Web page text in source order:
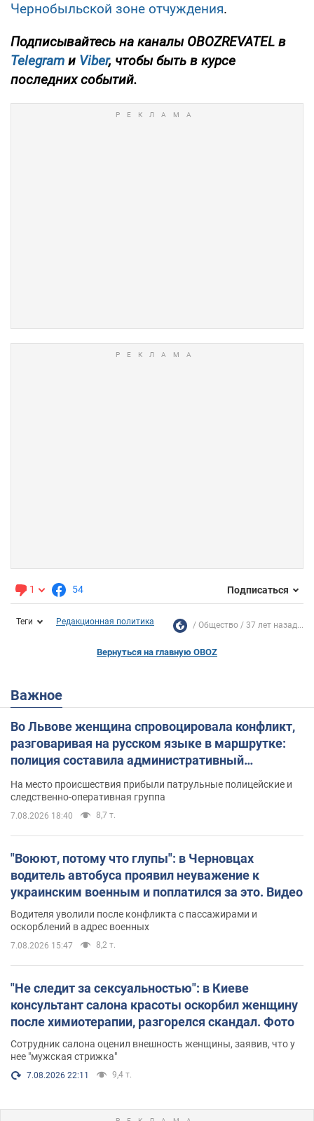
Чернобыльской зоне отчуждения.
Подписывайтесь на каналы OBOZREVATEL в
Telegram и Viber, чтобы быть в курсе
последних событий.
1 54 Подписаться
Теги Редакционная политика Общество 37 лет назад...
Вернуться на главную OBOZ
Важное
Во Львове женщина спровоцировала конфликт,
разговаривая на русском языке в маршрутке:
полиция составила административный
протокол. Видео
На место происшествия прибыли патрульные полицейские и
следственно-оперативная группа
7.08.2026 18:40 8,7 т.
"Воюют, потому что глупы": в Черновцах
водитель автобуса проявил неуважение к
украинским военным и поплатился за это. Видео
Водителя уволили после конфликта с пассажирами и
оскорблений в адрес военных
7.08.2026 15:47 8,2 т.
"Не следит за сексуальностью": в Киеве
консультант салона красоты оскорбил женщину
после химиотерапии, разгорелся скандал. Фото
Сотрудник салона оценил внешность женщины, заявив, что у
нее "мужская стрижка"
7.08.2026 22:11 9,4 т.